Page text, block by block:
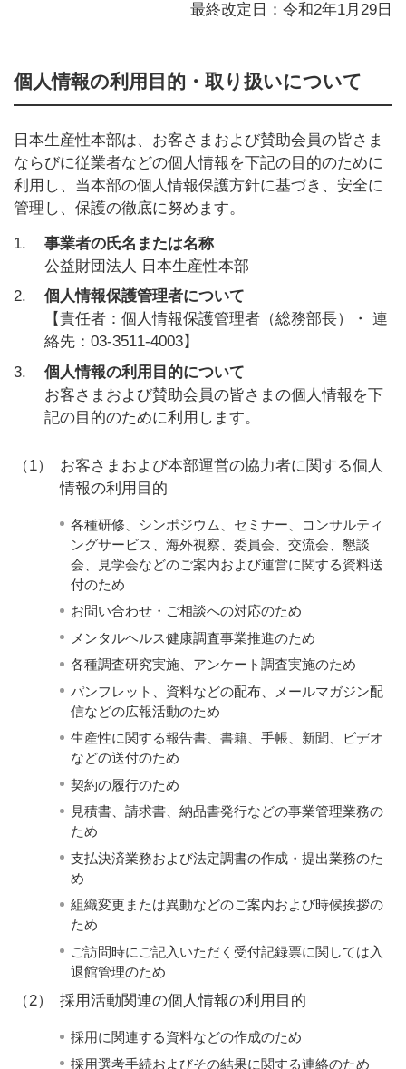
最終改定日：令和2年1月29日
個人情報の利用目的・取り扱いについて
日本生産性本部は、お客さまおよび賛助会員の皆さま
ならびに従業者などの個人情報を下記の目的のために
利用し、当本部の個人情報保護方針に基づき、安全に
管理し、保護の徹底に努めます。
1.
事業者の氏名または名称
公益財団法人 日本生産性本部
2.
個人情報保護管理者について
【責任者：個人情報保護管理者（総務部長）・ 連
絡先：03-3511-4003】
3.
個人情報の利用目的について
お客さまおよび賛助会員の皆さまの個人情報を下
記の目的のために利用します。
（1）
お客さまおよび本部運営の協力者に関する個人
情報の利用目的
各種研修、シンポジウム、セミナー、コンサルティ
ングサービス、海外視察、委員会、交流会、懇談
会、見学会などのご案内および運営に関する資料送
付のため
お問い合わせ・ご相談への対応のため
メンタルヘルス健康調査事業推進のため
各種調査研究実施、アンケート調査実施のため
パンフレット、資料などの配布、メールマガジン配
信などの広報活動のため
生産性に関する報告書、書籍、手帳、新聞、ビデオ
などの送付のため
契約の履行のため
見積書、請求書、納品書発行などの事業管理業務の
ため
支払決済業務および法定調書の作成・提出業務のた
め
組織変更または異動などのご案内および時候挨拶の
ため
ご訪問時にご記入いただく受付記録票に関しては入
退館管理のため
（2） 採用活動関連の個人情報の利用目的
採用に関連する資料などの作成のため
採用選考手続およびその結果に関する連絡のため